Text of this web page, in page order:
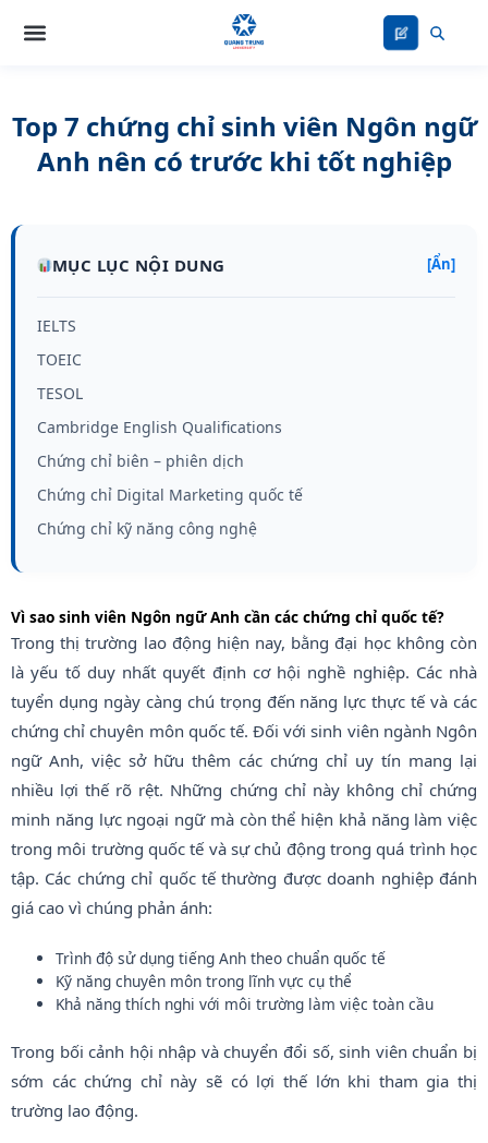
Top 7 chứng chỉ sinh viên Ngôn ngữ
Anh nên có trước khi tốt nghiệp
MỤC LỤC NỘI DUNG [Ẩn]
IELTS
TOEIC
TESOL
Cambridge English Qualifications
Chứng chỉ biên – phiên dịch
Chứng chỉ Digital Marketing quốc tế
Chứng chỉ kỹ năng công nghệ
Vì sao sinh viên Ngôn ngữ Anh cần các chứng chỉ quốc tế?
Trong thị trường lao động hiện nay, bằng đại học không còn
là yếu tố duy nhất quyết định cơ hội nghề nghiệp. Các nhà
tuyển dụng ngày càng chú trọng đến năng lực thực tế và các
chứng chỉ chuyên môn quốc tế. Đối với sinh viên ngành Ngôn
ngữ Anh, việc sở hữu thêm các chứng chỉ uy tín mang lại
nhiều lợi thế rõ rệt. Những chứng chỉ này không chỉ chứng
minh năng lực ngoại ngữ mà còn thể hiện khả năng làm việc
trong môi trường quốc tế và sự chủ động trong quá trình học
tập. Các chứng chỉ quốc tế thường được doanh nghiệp đánh
giá cao vì chúng phản ánh:
Trình độ sử dụng tiếng Anh theo chuẩn quốc tế
Kỹ năng chuyên môn trong lĩnh vực cụ thể
Khả năng thích nghi với môi trường làm việc toàn cầu
Trong bối cảnh hội nhập và chuyển đổi số, sinh viên chuẩn bị
sớm các chứng chỉ này sẽ có lợi thế lớn khi tham gia thị
trường lao động.